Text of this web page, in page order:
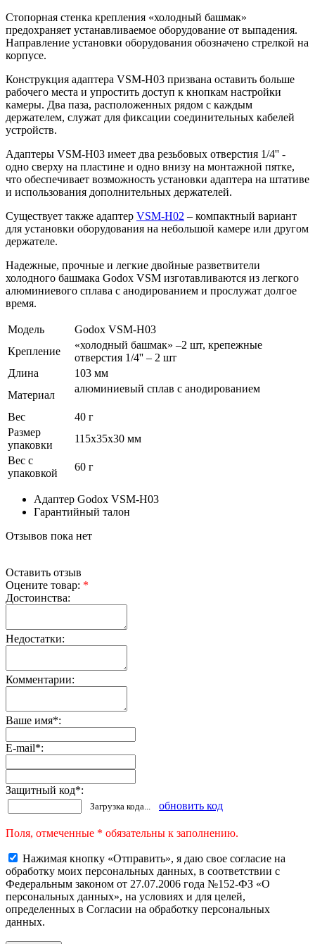
Стопорная стенка крепления «холодный башмак»
предохраняет устанавливаемое оборудование от выпадения.
Направление установки оборудования обозначено стрелкой на
корпусе.
Конструкция адаптера VSM-H03 призвана оставить больше
рабочего места и упростить доступ к кнопкам настройки
камеры. Два паза, расположенных рядом с каждым
держателем, служат для фиксации соединительных кабелей
устройств.
Адаптеры VSM-H03 имеет два резьбовых отверстия 1/4'' -
одно сверху на пластине и одно внизу на монтажной пятке,
что обеспечивает возможность установки адаптера на штативе
и использования дополнительных держателей.
Существует также адаптер VSM-H02 – компактный вариант
для установки оборудования на небольшой камере или другом
держателе.
Надежные, прочные и легкие двойные разветвители
холодного башмака Godox VSM изготавливаются из легкого
алюминиевого сплава с анодированием и прослужат долгое
время.
Модель
Godox VSM-H03
Крепление
«холодный башмак» –2 шт, крепежные
отверстия 1/4'' – 2 шт
Длина
103 мм
Материал
алюминиевый сплав с анодированием
Вес
40 г
Размер
упаковки
115х35х30 мм
Вес с
упаковкой
60 г
Адаптер Godox VSM-H03
Гарантийный талон
Отзывов пока нет
Оставить отзыв
Оцените товар: *
Достоинства:
Недостатки:
Комментарии:
Ваше имя*:
E-mail*:
Защитный код*:
Загрузка кода... обновить код
Поля, отмеченные * обязательны к заполнению.
Нажимая кнопку «Отправить», я даю свое согласие на
обработку моих персональных данных, в соответствии с
Федеральным законом от 27.07.2006 года №152-ФЗ «О
персональных данных», на условиях и для целей,
определенных в Согласии на обработку персональных
данных.